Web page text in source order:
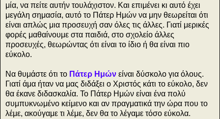
μία, να πείτε αυτήν τουλάχιστον. Και επιμένει κι αυτό έχει
μεγάλη σημασία, αυτό το Πάτερ Ημών να μην θεωρείται ότι
είναι απλώς μια προσευχή σαν όλες τις άλλες. Γιατί μερικές
φορές μαθαίνουμε στα παιδιά, στο σχολείο άλλες
προσευχές, θεωρώντας ότι είναι το ίδιο ή θα είναι πιο
εύκολο.
Να θυμάστε ότι το Πάτερ Ημών είναι δύσκολο για όλους.
Γιατί άμα ήταν να μας διδάξει ο Χριστός κάτι το εύκολο, δεν
θα έκανε διδασκαλία. Το Πάτερ Ημών είναι ένα πολύ
συμπυκνωμένο κείμενο και αν πραγματικά την ώρα που το
λέμε, ακούγαμε τι λέμε, δεν θα το λέγαμε τόσο εύκολα.